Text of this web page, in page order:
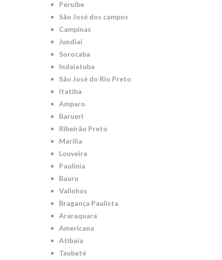
Peruíbe
São José dos campos
Campinas
Jundiaí
Sorocaba
Indaiatuba
São José do Rio Preto
Itatiba
Amparo
Barueri
Ribeirão Preto
Marília
Louveira
Paulínia
Bauru
Valinhos
Bragança Paulista
Araraquara
Americana
Atibaia
Taubaté